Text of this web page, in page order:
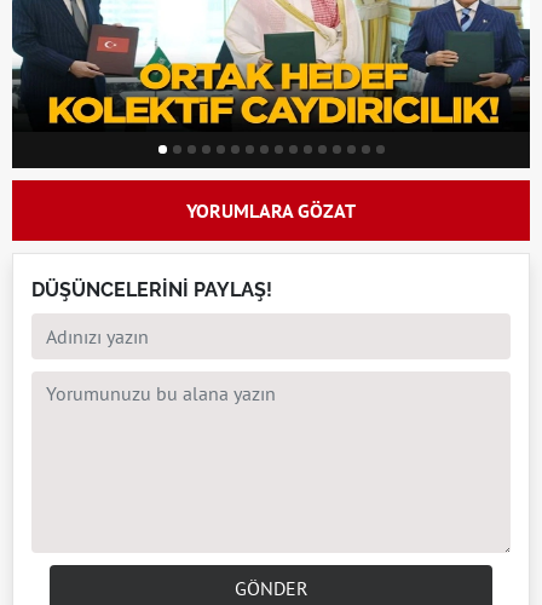
YORUMLARA GÖZAT
DÜŞÜNCELERİNİ PAYLAŞ!
GÖNDER